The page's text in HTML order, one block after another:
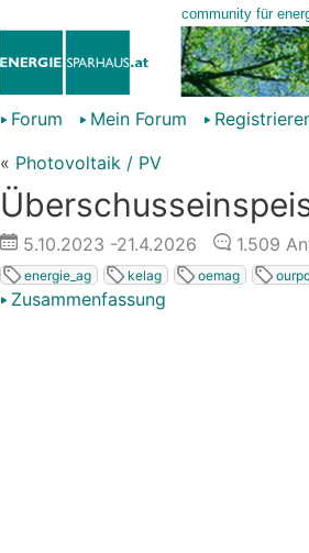
Forum Mein Forum
« Photovoltaik / PV
5.10.2023 -21.4.2026 1.509
energie_ag kelag oemag
Zusammenfassung